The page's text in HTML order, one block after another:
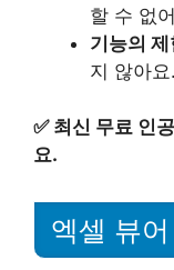
할 수 없
기능의 제
지 않아요.
✅ 최신 무료 인
요.
엑셀 뷰